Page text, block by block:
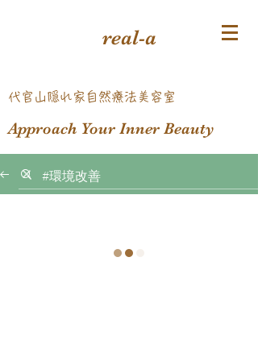
real-a
​代官山隠れ家自然療法美容室
Approach Your Inner Beauty